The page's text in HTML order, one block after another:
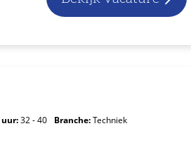
32 - 40 Branche:Techniek